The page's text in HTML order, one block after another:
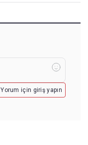
Yorum için giriş yapın